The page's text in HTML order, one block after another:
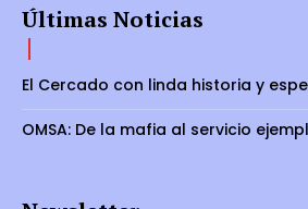
Últimas Noticias
El Cercado con linda historia y
OMSA: De la mafia al servicio